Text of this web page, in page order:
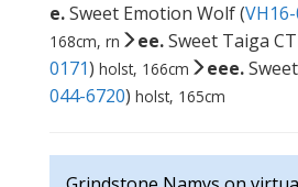
e.Sweet Emotion Wolf (
168cm, rn
ee.Sweet Taiga
0171) holst, 166cm eee.
044-6720) holst, 165cm